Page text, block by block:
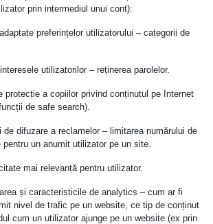
prin intermediul unui cont):
preferințelor utilizatorului – categorii de
utilizatorilor – reținerea parolelor.
protecție a copiilor privind conținutul pe Internet
de safe search).
difuzare a reclamelor – limitarea numărului de
un anumit utilizator pe un site.
mai relevanță pentru utilizator.
și caracteristicile de analytics – cum ar fi
nivel de trafic pe un website, ce tip de conținut
cum un utilizator ajunge pe un website (ex prin